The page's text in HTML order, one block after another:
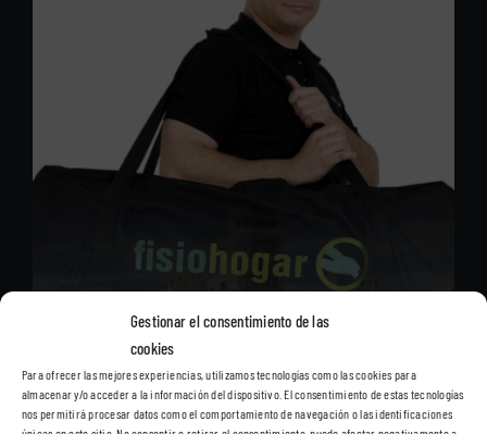
Gestionar el consentimiento de las
cookies
Para ofrecer las mejores experiencias, utilizamos tecnologías como las cookies para
almacenar y/o acceder a la información del dispositivo. El consentimiento de estas tecnologías
nos permitirá procesar datos como el comportamiento de navegación o las identificaciones